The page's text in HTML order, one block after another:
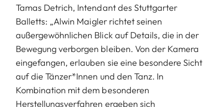
Tamas Detrich, Intendant des Stuttgarter
Balletts: „Alwin Maigler richtet seinen
außergewöhnlichen Blick auf Details, die in der
Bewegung verborgen bleiben. Von der Kamera
eingefangen, erlauben sie eine besondere Sicht
auf die Tänzer*Innen und den Tanz. In
Kombination mit dem besonderen
Herstellungsverfahren ergeben sich